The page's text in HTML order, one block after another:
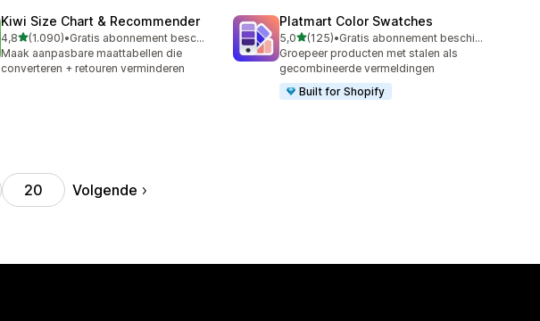
Kiwi Size Chart & Recommender
4,8van 5 sterren
(1.090)
1090 recensies in totaal
•
Gratis abonnement beschikbaar
Maak aanpasbare maattabellen die
converteren + retouren verminderen
Platmart Color Swatches
5,0van 5 sterren
(125)
125 recensies in totaal
•
Gratis abonnement beschikbaar
Groepeer producten met stalen als
gecombineerde vermeldingen
Built for Shopify
20 Volgende